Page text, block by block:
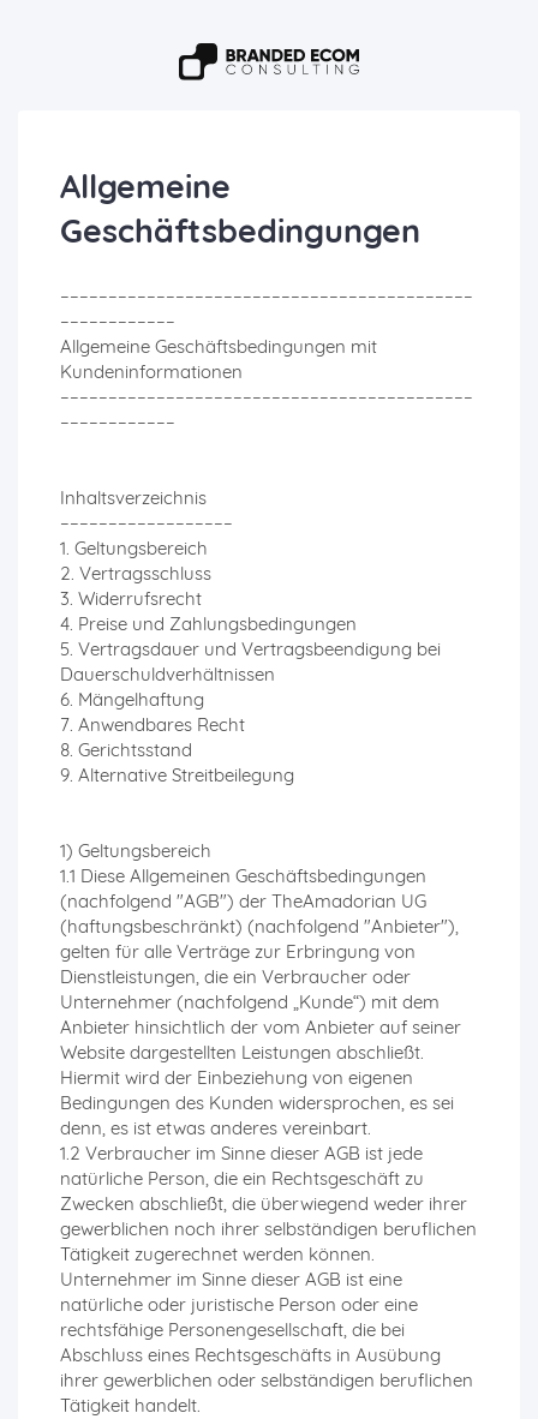
Allgemeine
Geschäftsbedingungen
–––––––––––––––––––––––––––––––––––––––––––
––––––––––––
Allgemeine Geschäftsbedingungen mit
Kundeninformationen
–––––––––––––––––––––––––––––––––––––––––––
––––––––––––
Inhaltsverzeichnis
––––––––––––––––––
1. Geltungsbereich
2. Vertragsschluss
3. Widerrufsrecht
4. Preise und Zahlungsbedingungen
5. Vertragsdauer und Vertragsbeendigung bei
Dauerschuldverhältnissen
6. Mängelhaftung
7. Anwendbares Recht
8. Gerichtsstand
9. Alternative Streitbeilegung
1) Geltungsbereich
1.1 Diese Allgemeinen Geschäftsbedingungen
(nachfolgend "AGB") der TheAmadorian UG
(haftungsbeschränkt) (nachfolgend "Anbieter"),
gelten für alle Verträge zur Erbringung von
Dienstleistungen, die ein Verbraucher oder
Unternehmer (nachfolgend „Kunde“) mit dem
Anbieter hinsichtlich der vom Anbieter auf seiner
Website dargestellten Leistungen abschließt.
Hiermit wird der Einbeziehung von eigenen
Bedingungen des Kunden widersprochen, es sei
denn, es ist etwas anderes vereinbart.
1.2 Verbraucher im Sinne dieser AGB ist jede
natürliche Person, die ein Rechtsgeschäft zu
Zwecken abschließt, die überwiegend weder ihrer
gewerblichen noch ihrer selbständigen beruflichen
Tätigkeit zugerechnet werden können.
Unternehmer im Sinne dieser AGB ist eine
natürliche oder juristische Person oder eine
rechtsfähige Personengesellschaft, die bei
Abschluss eines Rechtsgeschäfts in Ausübung
ihrer gewerblichen oder selbständigen beruflichen
Tätigkeit handelt.